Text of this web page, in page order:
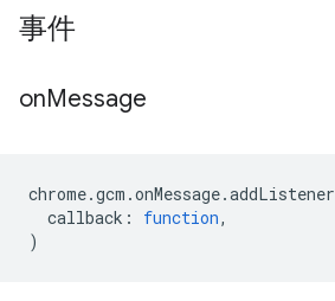
事件
onMessage
chrome.gcm .onMessage.addListener
callback : function,
)